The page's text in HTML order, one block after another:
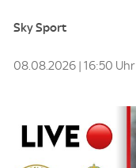
Sky Sport
08.08.2026 | 16:50 Uhr